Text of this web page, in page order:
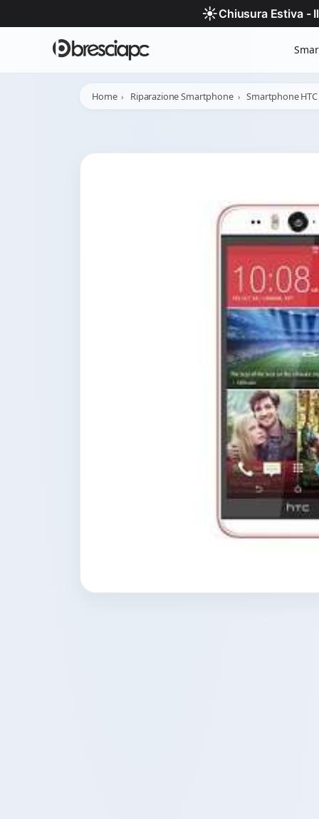
☀️Chiusura Estiva -
Home Riparazione Smartphone Smartphone HTC